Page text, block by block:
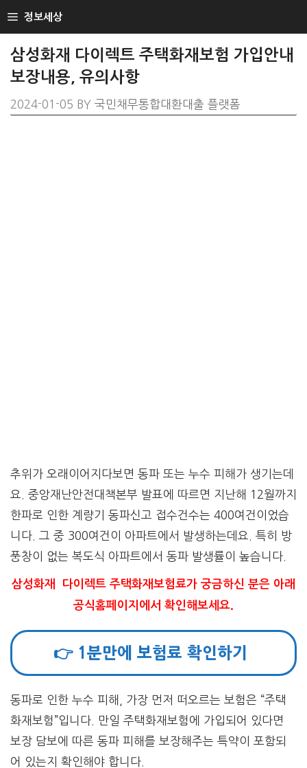
TO
정보세상
삼성화재 다이렉트 주택화재보험 가입안내
보장내용, 유의사항
2024-01-05 BY 국민채무통합대환대출 플랫폼
추위가 오래이어지다보면 동파 또는 누수 피해가 생기는데
요. 중앙재난안전대책본부 발표에 따르면 지난해 12월까지
한파로 인한 계량기 동파신고 접수건수는 400여건이었습
니다. 그 중 300여건이 아파트에서 발생하는데요. 특히 방
풍창이 없는 복도식 아파트에서 동파 발생률이 높습니다.
삼성화재 다이렉트 주택화재보험료가 궁금하신 분은 아래
공식홈페이지에서 확인해보세요.
👉 1분만에 보험료 확인하기
동파로 인한 누수 피해, 가장 먼저 떠오르는 보험은 “주택
화재보험”입니다. 만일 주택화재보험에 가입되어 있다면
보장 담보에 따른 동파 피해를 보장해주는 특약이 포함되
어 있는지 확인해야 합니다.